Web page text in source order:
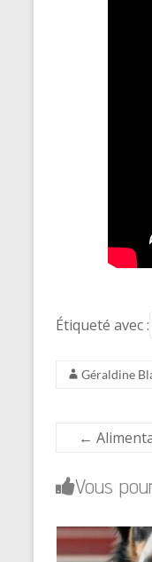
Étiqueté avec :
Géraldine
←
Vous